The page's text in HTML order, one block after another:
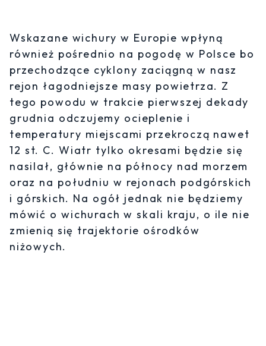
Wskazane wichury w Europie wpłyną
również pośrednio na pogodę w Polsce bo
przechodzące cyklony zaciągną w nasz
rejon łagodniejsze masy powietrza. Z
tego powodu w trakcie pierwszej dekady
grudnia odczujemy ocieplenie i
temperatury miejscami przekroczą nawet
12 st. C. Wiatr tylko okresami będzie się
nasilał, głównie na północy nad morzem
oraz na południu w rejonach podgórskich
i górskich. Na ogół jednak nie będziemy
mówić o wichurach w skali kraju, o ile nie
zmienią się trajektorie ośrodków
niżowych.